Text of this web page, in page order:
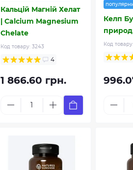
Кальцій Магній Хелат
| Calcium Magnesium
Chelate
Код товару: 3243
4
1 866.60 грн.
Келп
Код товару: